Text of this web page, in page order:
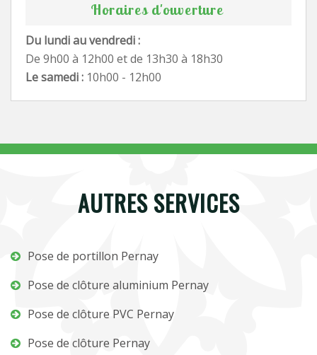
Horaires d'ouverture
Du lundi au vendredi :
De 9h00 à 12h00 et de 13h30 à 18h30
Le samedi : 10h00 - 12h00
AUTRES SERVICES
Pose de portillon Pernay
Pose de clôture aluminium Pernay
Pose de clôture PVC Pernay
Pose de clôture Pernay